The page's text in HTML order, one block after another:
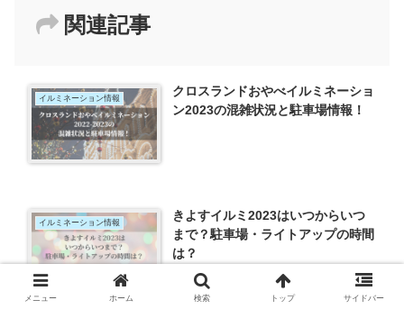
関連記事
イルミネーション情報
クロスランドおやべイルミネーショ
ン2023の混雑状況と駐車場情報！
イルミネーション情報
きよすイルミ2023はいつからいつ
まで？駐車場・ライトアップの時間
は？
メニュー ホーム 検索 トップ サイドバー